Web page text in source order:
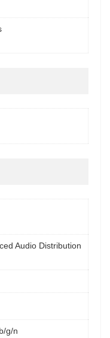
Audio Distribution
g/n